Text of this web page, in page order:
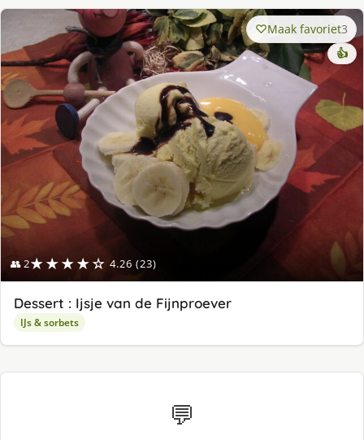
👥 2★★★★☆ 4.26 (23)
Maak favoriet3
👍
Dessert : Ijsje van de Fijnproever
IJs & sorbets
💬